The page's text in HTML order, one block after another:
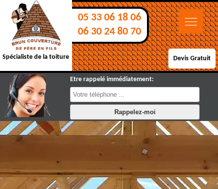
Spécialiste de la toiture
05 33 06 18 06
06 30 24 80 70
Devis Gratuit
Etre rappelé immédiatement: